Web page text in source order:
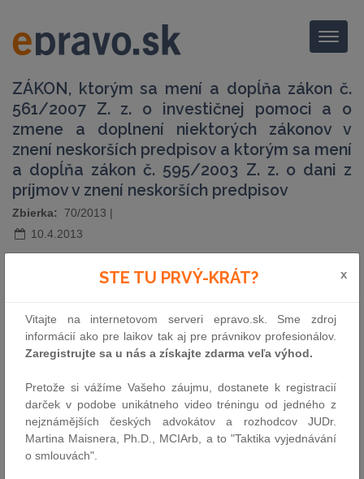
Menu
ZÁKON, ktorým sa mení a dopĺňa zákon č.
561/2007 Z. z. o investičnej pomoci a o
zmene a doplnení niektorých zákonov v
znení neskorších predpisov a ktorým sa mení
a dopĺňa zákon č. 595/2003 Z. z. o dani z
príjmov v znení neskorších predpisov
Zbierka: 70/2013 |
10.4.2013
(text predpisu vo formáte PDF)
pošli e-mailom
vytlač zákon
STE TU PRVÝ-KRÁT? x
Vitajte na internetovom serveri epravo.sk. Sme zdroj
informácií ako pre laikov tak aj pre právnikov profesionálov.
Zaregistrujte sa u nás a získajte zdarma veľa výhod.
Pretože si vážíme Vašeho záujmu, dostanete k registracií
darček v podobe unikátneho video tréningu od jedného z
nejznámějších českých advokátov a rozhodcov JUDr.
Martina Maisnera, Ph.D., MCIArb, a to "Taktika vyjednávání
o smlouvách".